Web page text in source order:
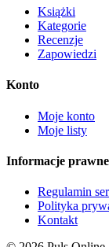
Książki
Kategorie
Recenzje
Zapowiedzi
Konto
Moje konto
Moje listy
Informacje prawne
Regulamin
Polityka
Kontakt